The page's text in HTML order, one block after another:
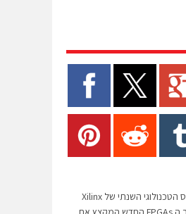
13/10/10 בכנס הטכנולוגי השנתי של Xilinx